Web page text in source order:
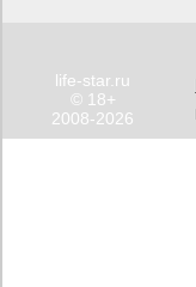
life-star.ru
© 18+
2008-2026